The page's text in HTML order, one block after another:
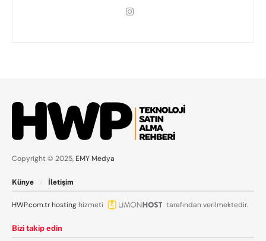
Copyright © 2025, EMY Medya
Künye İletişim
HWP.com.trhosting hizmeti tarafından verilmektedir.
Bizi takip edin